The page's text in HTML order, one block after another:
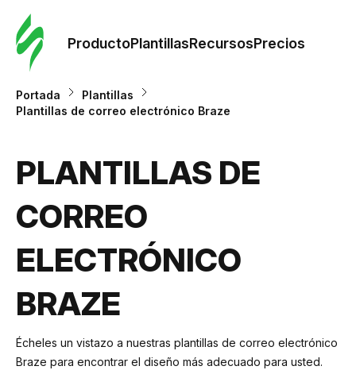
ProductoPlantillasRecursosPrecios
Portada
Plantillas
Plantillas de correo electrónico Braze
PLANTILLAS DE
CORREO
ELECTRÓNICO
BRAZE
Écheles un vistazo a nuestras plantillas de correo electrónico
Braze para encontrar el diseño más adecuado para usted.